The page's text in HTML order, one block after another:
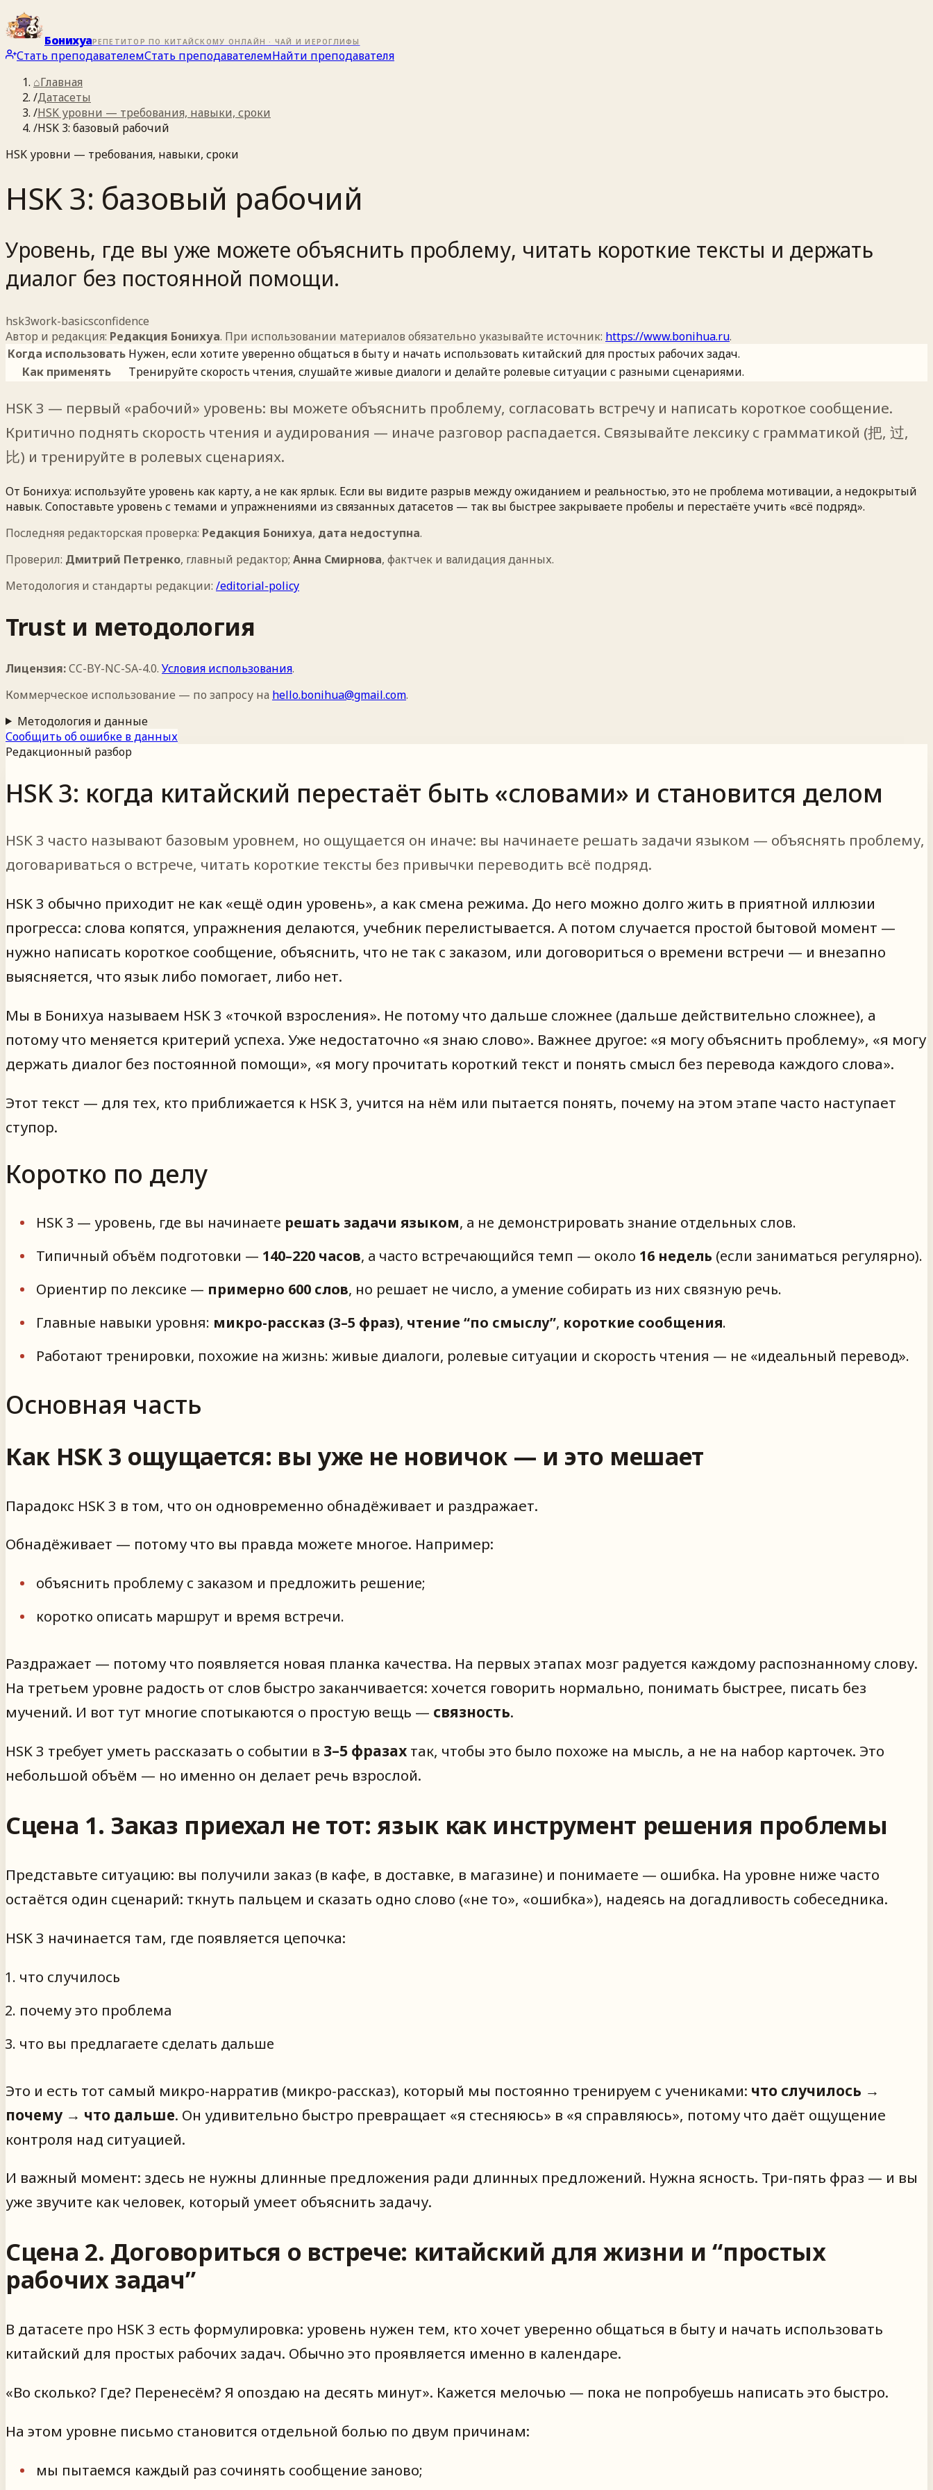
БонихуаРЕПЕТИТОР ПО КИТАЙСКОМУ ОНЛАЙН · ЧАЙ И ИЕРОГЛИФЫ
Стать преподавателемСтать преподавателемНайти преподавателя
⌂Главная
/Датасеты
/HSK уровни — требования, навыки, сроки
/HSK 3: базовый рабочий
HSK уровни — требования, навыки, сроки
HSK 3: базовый рабочий
Уровень, где вы уже можете объяснить проблему, читать короткие тексты и держать
диалог без постоянной помощи.
hsk3work-basicsconfidence
Автор и редакция: Редакция Бонихуа. При использовании материалов обязательно указывайте источник: https://www.bonihua.ru.
Когда использовать Нужен, если хотите уверенно общаться в быту и начать использовать китайский для простых рабочих задач.
Как применять
Тренируйте скорость чтения, слушайте живые диалоги и делайте ролевые ситуации с разными сценариями.
HSK 3 — первый «рабочий» уровень: вы можете объяснить проблему, согласовать встречу и написать короткое сообщение.
Критично поднять скорость чтения и аудирования — иначе разговор распадается. Связывайте лексику с грамматикой (把, 过,
比) и тренируйте в ролевых сценариях.
От Бонихуа: используйте уровень как карту, а не как ярлык. Если вы видите разрыв между ожиданием и реальностью, это не проблема мотивации, а недокрытый
навык. Сопоставьте уровень с темами и упражнениями из связанных датасетов — так вы быстрее закрываете пробелы и перестаёте учить «всё подряд».
Последняя редакторская проверка: Редакция Бонихуа, дата недоступна.
Проверил: Дмитрий Петренко, главный редактор; Анна Смирнова, фактчек и валидация данных.
Методология и стандарты редакции: /editorial-policy
Trust и методология
Лицензия:CC-BY-NC-SA-4.0. Условия использования.
Коммерческое использование — по запросу на hello.bonihua@gmail.com.
Методология и данные
Сообщить об ошибке в данных
Редакционный разбор
HSK 3: когда китайский перестаёт быть «словами» и становится делом
HSK 3 часто называют базовым уровнем, но ощущается он иначе: вы начинаете решать задачи языком — объяснять проблему,
договариваться о встрече, читать короткие тексты без привычки переводить всё подряд.
HSK 3 обычно приходит не как «ещё один уровень», а как смена режима. До него можно долго жить в приятной иллюзии
прогресса: слова копятся, упражнения делаются, учебник перелистывается. А потом случается простой бытовой момент —
нужно написать короткое сообщение, объяснить, что не так с заказом, или договориться о времени встречи — и внезапно
выясняется, что язык либо помогает, либо нет.
Мы в Бонихуа называем HSK 3 «точкой взросления». Не потому что дальше сложнее (дальше действительно сложнее), а
потому что меняется критерий успеха. Уже недостаточно «я знаю слово». Важнее другое: «я могу объяснить проблему», «я могу
держать диалог без постоянной помощи», «я могу прочитать короткий текст и понять смысл без перевода каждого слова».
Этот текст — для тех, кто приближается к HSK 3, учится на нём или пытается понять, почему на этом этапе часто наступает
ступор.
Коротко по делу
HSK 3 — уровень, где вы начинаете решать задачи языком, а не демонстрировать знание отдельных слов.
Типичный объём подготовки — 140–220 часов, а часто встречающийся темп — около 16 недель (если заниматься регулярно).
Ориентир по лексике — примерно 600 слов, но решает не число, а умение собирать из них связную речь.
Главные навыки уровня: микро-рассказ (3–5 фраз), чтение “по смыслу”, короткие сообщения.
Работают тренировки, похожие на жизнь: живые диалоги, ролевые ситуации и скорость чтения — не «идеальный перевод».
Основная часть
Как HSK 3 ощущается: вы уже не новичок — и это мешает
Парадокс HSK 3 в том, что он одновременно обнадёживает и раздражает.
Обнадёживает — потому что вы правда можете многое. Например:
объяснить проблему с заказом и предложить решение;
коротко описать маршрут и время встречи.
Раздражает — потому что появляется новая планка качества. На первых этапах мозг радуется каждому распознанному слову.
На третьем уровне радость от слов быстро заканчивается: хочется говорить нормально, понимать быстрее, писать без
мучений. И вот тут многие спотыкаются о простую вещь — связность.
HSK 3 требует уметь рассказать о событии в 3–5 фразах так, чтобы это было похоже на мысль, а не на набор карточек. Это
небольшой объём — но именно он делает речь взрослой.
Сцена 1. Заказ приехал не тот: язык как инструмент решения проблемы
Представьте ситуацию: вы получили заказ (в кафе, в доставке, в магазине) и понимаете — ошибка. На уровне ниже часто
остаётся один сценарий: ткнуть пальцем и сказать одно слово («не то», «ошибка»), надеясь на догадливость собеседника.
HSK 3 начинается там, где появляется цепочка:
что случилось
почему это проблема
что вы предлагаете сделать дальше
Это и есть тот самый микро-нарратив (микро-рассказ), который мы постоянно тренируем с учениками: что случилось →
почему → что дальше. Он удивительно быстро превращает «я стесняюсь» в «я справляюсь», потому что даёт ощущение
контроля над ситуацией.
И важный момент: здесь не нужны длинные предложения ради длинных предложений. Нужна ясность. Три-пять фраз — и вы
уже звучите как человек, который умеет объяснить задачу.
Сцена 2. Договориться о встрече: китайский для жизни и “простых
рабочих задач”
В датасете про HSK 3 есть формулировка: уровень нужен тем, кто хочет уверенно общаться в быту и начать использовать
китайский для простых рабочих задач. Обычно это проявляется именно в календаре.
«Во сколько? Где? Перенесём? Я опоздаю на десять минут». Кажется мелочью — пока не попробуешь написать это быстро.
На этом уровне письмо становится отдельной болью по двум причинам:
мы пытаемся каждый раз сочинять сообщение заново;